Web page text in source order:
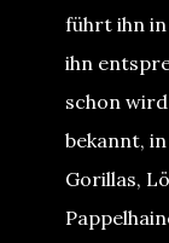
führt ihn
ihn
schon
bekannt,
Gorillas,